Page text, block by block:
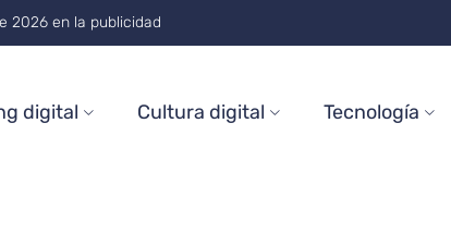
Trends Through 2026
digital Cultura digital Tecnología